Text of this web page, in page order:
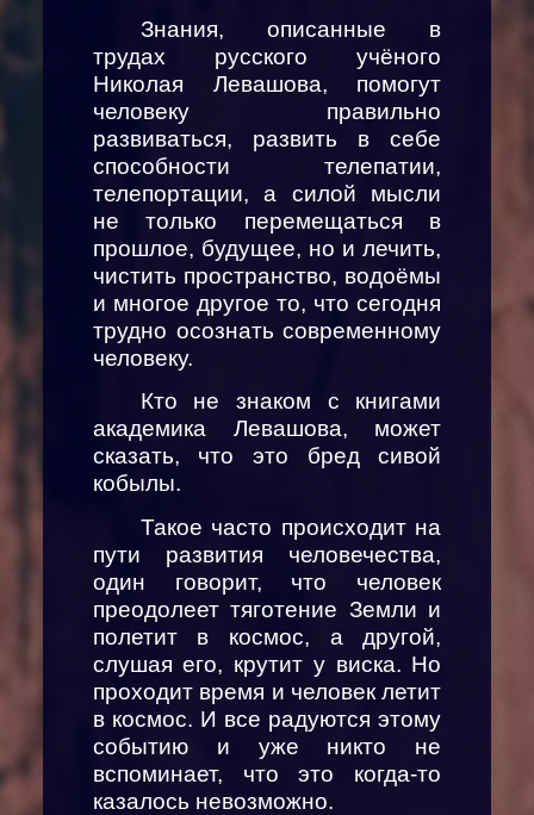
Знания, описанные в
трудах русского учёного
Николая Левашова, помогут
человеку правильно
развиваться, развить в себе
способности телепатии,
телепортации, а силой мысли
не только перемещаться в
прошлое, будущее, но и лечить,
чистить пространство, водоёмы
и многое другое то, что сегодня
трудно осознать современному
человеку.
Кто не знаком с книгами
академика Левашова, может
сказать, что это бред сивой
кобылы.
Такое часто происходит на
пути развития человечества,
один говорит, что человек
преодолеет тяготение Земли и
полетит в космос, а другой,
слушая его, крутит у виска. Но
проходит время и человек летит
в космос. И все радуются этому
событию и уже никто не
вспоминает, что это когда-то
казалось невозможно.